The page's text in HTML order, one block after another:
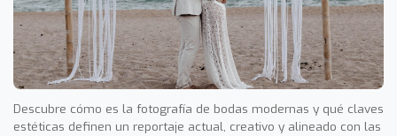
Descubre cómo es la fotografía de bodas modernas y qué claves
estéticas definen un reportaje actual, creativo y alineado con las